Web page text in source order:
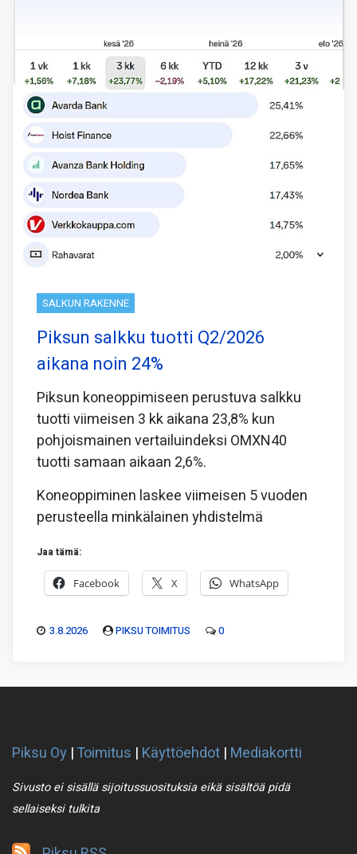
SALKUN RAKENNE
Piksun salkku tuotti Q2/2026
aikana noin 24%
Piksun koneoppimiseen perustuva salkku
tuotti viimeisen 3 kk aikana 23,8% kun
pohjoismainen vertailuindeksi OMXN40
tuotti samaan aikaan 2,6%.
Koneoppiminen laskee viimeisen 5 vuoden
perusteella minkälainen yhdistelmä
Jaa tämä:
Facebook X WhatsApp
3.8.2026 PIKSU TOIMITUS 0
Piksu Oy |Toimitus | Käyttöehdot | Mediakortti
Sivusto ei sisällä sijoitussuosituksia eikä sisältöä pidä
sellaiseksi tulkita